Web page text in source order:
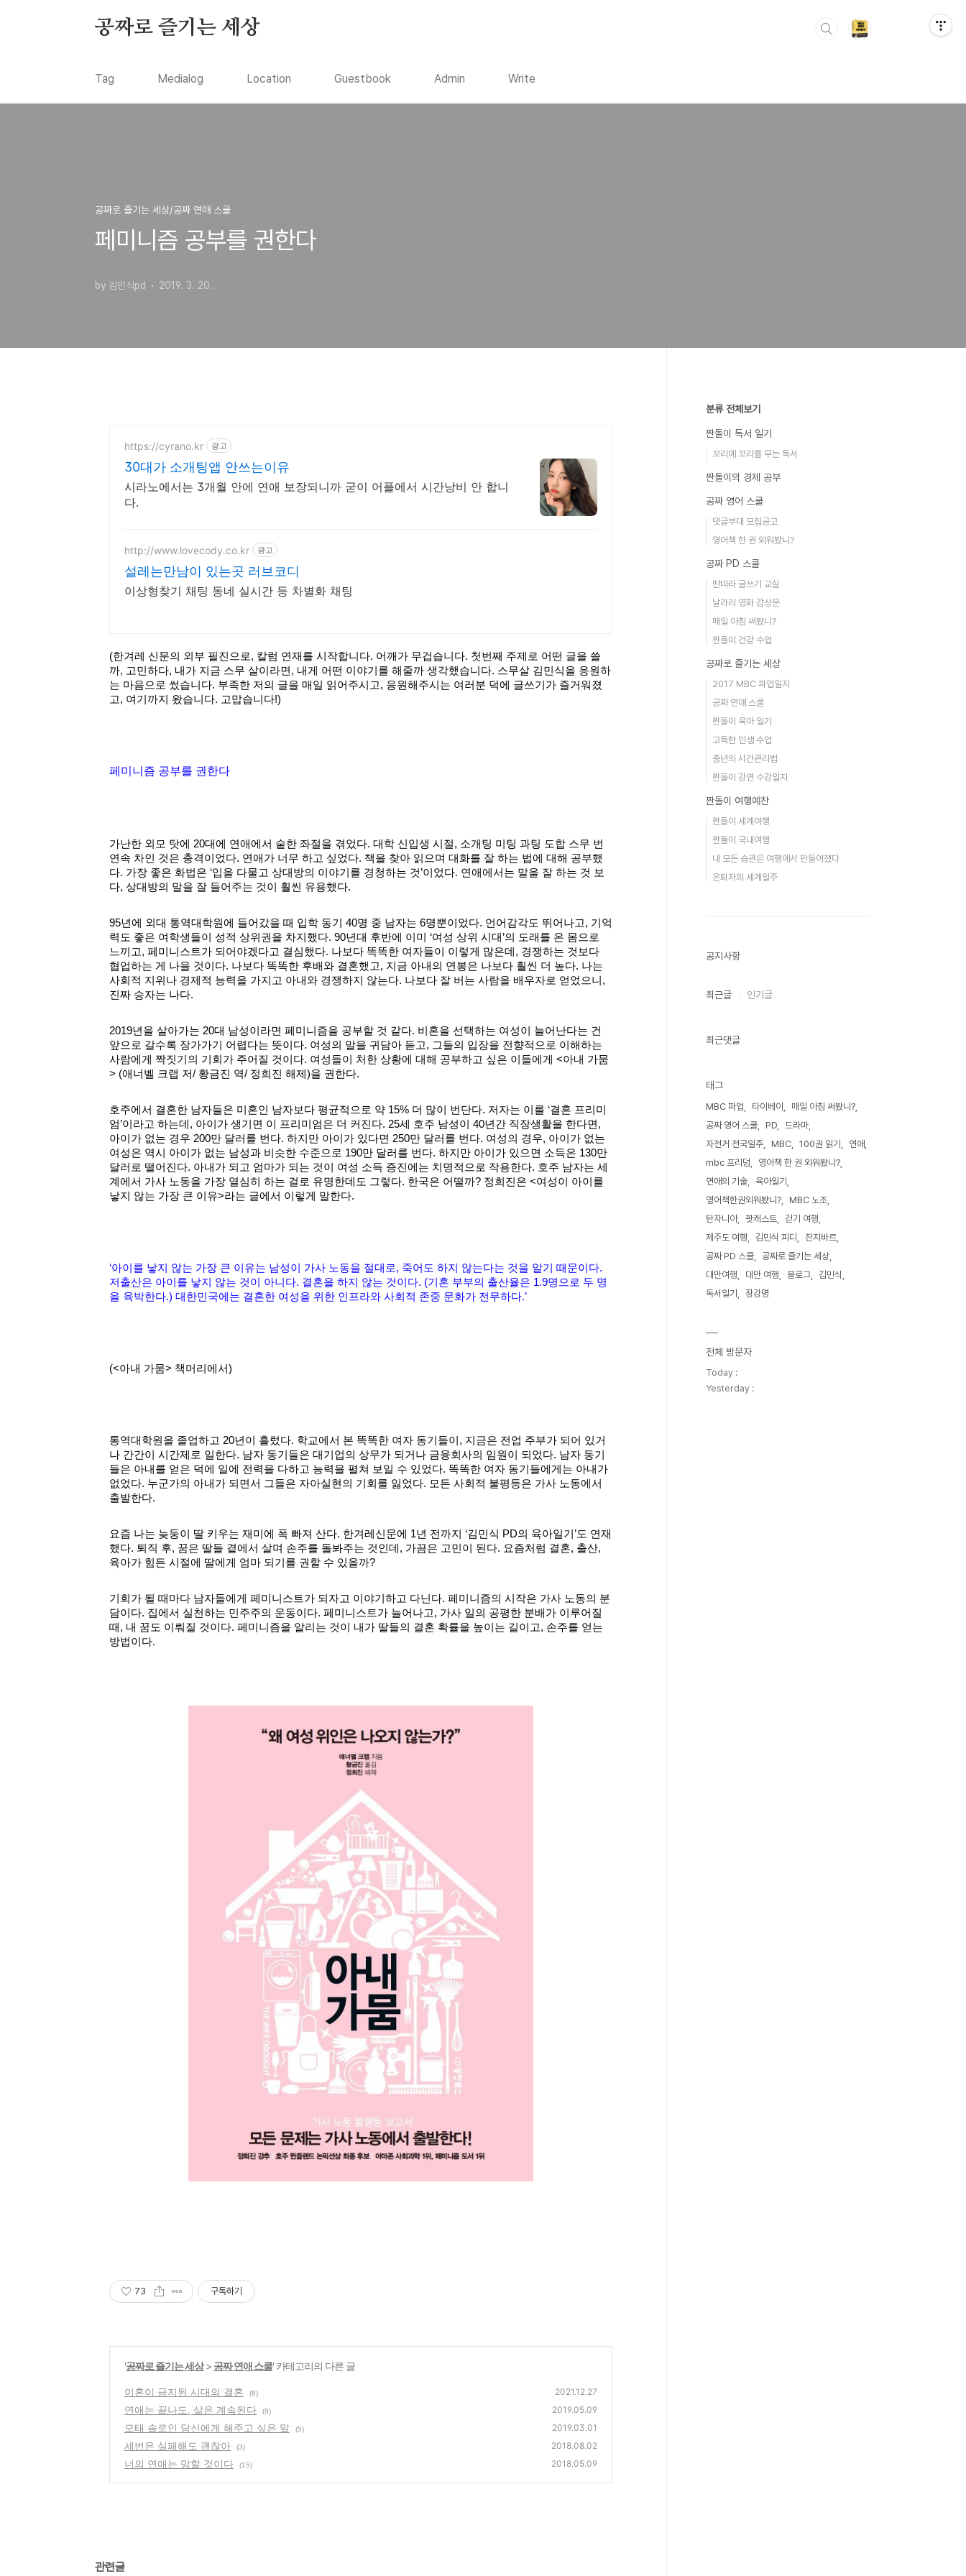
공짜로 즐기는 세상
Tag Medialog Location Guestbook Admin Write
공짜로 즐기는 세상/공짜 연애 스쿨
페미니즘 공부를 권한다
by 김민식pd 2019. 3. 20.
https://cyrano.kr 광고
30대가 소개팅앱 안쓰는이유
시라노에서는 3개월 안에 연애 보장되니까 굳이 어플에서 시간낭비 안 합니
다.
http://www.lovecody.co.kr 광고
설레는만남이 있는곳 러브코디
이상형찾기 채팅 동네 실시간 등 차별화 채팅
(한겨레 신문의 외부 필진으로, 칼럼 연재를 시작합니다. 어깨가 무겁습니다. 첫번째 주제로 어떤 글을 쓸
까, 고민하다, 내가 지금 스무 살이라면, 내게 어떤 이야기를 해줄까 생각했습니다. 스무살 김민식을 응원하
는 마음으로 썼습니다. 부족한 저의 글을 매일 읽어주시고, 응원해주시는 여러분 덕에 글쓰기가 즐거워졌
고, 여기까지 왔습니다. 고맙습니다!)
페미니즘 공부를 권한다
가난한 외모 탓에 20대에 연애에서 숱한 좌절을 겪었다. 대학 신입생 시절, 소개팅 미팅 과팅 도합 스무 번
연속 차인 것은 충격이었다. 연애가 너무 하고 싶었다. 책을 찾아 읽으며 대화를 잘 하는 법에 대해 공부했
다. 가장 좋은 화법은 ‘입을 다물고 상대방의 이야기를 경청하는 것’이었다. 연애에서는 말을 잘 하는 것 보
다, 상대방의 말을 잘 들어주는 것이 훨씬 유용했다.
95년에 외대 통역대학원에 들어갔을 때 입학 동기 40명 중 남자는 6명뿐이었다. 언어감각도 뛰어나고, 기억
력도 좋은 여학생들이 성적 상위권을 차지했다. 90년대 후반에 이미 ‘여성 상위 시대’의 도래를 온 몸으로
느끼고, 페미니스트가 되어야겠다고 결심했다. 나보다 똑똑한 여자들이 이렇게 많은데, 경쟁하는 것보다
협업하는 게 나을 것이다. 나보다 똑똑한 후배와 결혼했고, 지금 아내의 연봉은 나보다 훨씬 더 높다. 나는
사회적 지위나 경제적 능력을 가지고 아내와 경쟁하지 않는다. 나보다 잘 버는 사람을 배우자로 얻었으니,
진짜 승자는 나다.
2019년을 살아가는 20대 남성이라면 페미니즘을 공부할 것 같다. 비혼을 선택하는 여성이 늘어난다는 건
앞으로 갈수록 장가가기 어렵다는 뜻이다. 여성의 말을 귀담아 듣고, 그들의 입장을 전향적으로 이해하는
사람에게 짝짓기의 기회가 주어질 것이다. 여성들이 처한 상황에 대해 공부하고 싶은 이들에게 <아내 가뭄
> (애너벨 크랩 저/ 황금진 역/ 정희진 해제)을 권한다.
호주에서 결혼한 남자들은 미혼인 남자보다 평균적으로 약 15% 더 많이 번단다. 저자는 이를 ‘결혼 프리미
엄’이라고 하는데, 아이가 생기면 이 프리미엄은 더 커진다. 25세 호주 남성이 40년간 직장생활을 한다면,
아이가 없는 경우 200만 달러를 번다. 하지만 아이가 있다면 250만 달러를 번다. 여성의 경우, 아이가 없는
여성은 역시 아이가 없는 남성과 비슷한 수준으로 190만 달러를 번다. 하지만 아이가 있으면 소득은 130만
달러로 떨어진다. 아내가 되고 엄마가 되는 것이 여성 소득 증진에는 치명적으로 작용한다. 호주 남자는 세
계에서 가사 노동을 가장 열심히 하는 걸로 유명한데도 그렇다. 한국은 어떨까? 정희진은 <여성이 아이를
낳지 않는 가장 큰 이유>라는 글에서 이렇게 말한다.
‘아이를 낳지 않는 가장 큰 이유는 남성이 가사 노동을 절대로, 죽어도 하지 않는다는 것을 알기 때문이다.
저출산은 아이를 낳지 않는 것이 아니다. 결혼을 하지 않는 것이다. (기혼 부부의 출산율은 1.9명으로 두 명
을 육박한다.) 대한민국에는 결혼한 여성을 위한 인프라와 사회적 존중 문화가 전무하다.’
(<아내 가뭄> 책머리에서)
통역대학원을 졸업하고 20년이 흘렀다. 학교에서 본 똑똑한 여자 동기들이, 지금은 전업 주부가 되어 있거
나 간간이 시간제로 일한다. 남자 동기들은 대기업의 상무가 되거나 금융회사의 임원이 되었다. 남자 동기
들은 아내를 얻은 덕에 일에 전력을 다하고 능력을 펼쳐 보일 수 있었다. 똑똑한 여자 동기들에게는 아내가
없었다. 누군가의 아내가 되면서 그들은 자아실현의 기회를 잃었다. 모든 사회적 불평등은 가사 노동에서
출발한다.
요즘 나는 늦둥이 딸 키우는 재미에 폭 빠져 산다. 한겨레신문에 1년 전까지 ‘김민식 PD의 육아일기’도 연재
했다. 퇴직 후, 꿈은 딸들 곁에서 살며 손주를 돌봐주는 것인데, 가끔은 고민이 된다. 요즘처럼 결혼, 출산,
육아가 힘든 시절에 딸에게 엄마 되기를 권할 수 있을까?
기회가 될 때마다 남자들에게 페미니스트가 되자고 이야기하고 다닌다. 페미니즘의 시작은 가사 노동의 분
담이다. 집에서 실천하는 민주주의 운동이다. 페미니스트가 늘어나고, 가사 일의 공평한 분배가 이루어질
때, 내 꿈도 이뤄질 것이다. 페미니즘을 알리는 것이 내가 딸들의 결혼 확률을 높이는 길이고, 손주를 얻는
방법이다.
73 구독하기
'공짜로 즐기는 세상> 공짜 연애 스쿨' 카테고리의 다른 글
이혼이 금지된 시대의 결혼 (8) 2021.12.27
연애는 끝나도, 삶은 계속된다 (9) 2019.05.09
모태 솔로인 당신에게 해주고 싶은 말 (5) 2019.03.01
세번은 실패해도 괜찮아 (3) 2018.08.02
너의 연애는 망할 것이다 (15) 2018.05.09
관련글
분류 전체보기
짠돌이 독서 일기
꼬리에 꼬리를 무는 독서
짠돌이의 경제 공부
공짜 영어 스쿨
댓글부대 모집공고
영어책 한 권 외워봤니?
공짜 PD 스쿨
딴따라 글쓰기 교실
날라리 영화 감상문
매일 아침 써봤니?
짠돌이 건강 수업
공짜로 즐기는 세상
2017 MBC 파업일지
공짜 연애 스쿨
짠돌이 육아 일기
고독한 인생 수업
중년의 시간관리법
짠돌이 강연 수강일지
짠돌이 여행예찬
짠돌이 세계여행
짠돌이 국내여행
내 모든 습관은 여행에서 만들어졌다
은퇴자의 세계일주
공지사항
최근글 인기글
최근댓글
태그
MBC 파업 타이베이
매일 아침 써봤니?
공짜 영어 스쿨
PD
드라마
자전거 전국일주
MBC 100권 읽기
연애
mbc 프리덤
영어책 한 권 외워봤니?
연애의 기술
육아일기
영어책한권외워봤니?
MBC 노조
탄자니아
팟캐스트
걷기 여행
제주도 여행
김민식 피디
잔지바르
공짜 PD 스쿨
공짜로 즐기는 세상
대만여행
대만 여행 블로그
김민식
독서일기
장강명
전체 방문자
Today :
Yesterday :